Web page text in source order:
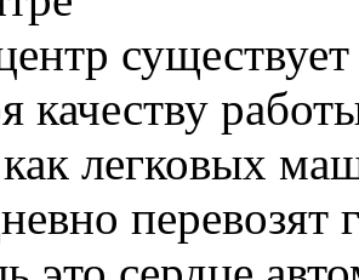
качеству
легковых
перевозят